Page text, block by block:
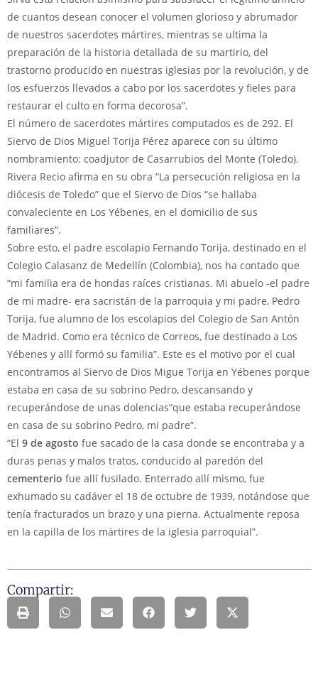
de cuantos desean conocer el volumen glorioso y abrumador
de nuestros sacerdotes mártires, mientras se ultima la
preparación de la historia detallada de su martirio, del
trastorno producido en nuestras iglesias por la revolución, y de
los esfuerzos llevados a cabo por los sacerdotes y fieles para
restaurar el culto en forma decorosa”.
El número de sacerdotes mártires computados es de 292. El
Siervo de Dios Miguel Torija Pérez aparece con su último
nombramiento: coadjutor de Casarrubios del Monte (Toledo).
Rivera Recio afirma en su obra “La persecución religiosa en la
diócesis de Toledo” que el Siervo de Dios “se hallaba
convaleciente en Los Yébenes, en el domicilio de sus
familiares”.
Sobre esto, el padre escolapio Fernando Torija, destinado en el
Colegio Calasanz de Medellín (Colombia), nos ha contado que
“mi familia era de hondas raíces cristianas. Mi abuelo -el padre
de mi madre- era sacristán de la parroquia y mi padre, Pedro
Torija, fue alumno de los escolapios del Colegio de San Antón
de Madrid. Como era técnico de Correos, fue destinado a Los
Yébenes y allí formó su familia”. Este es el motivo por el cual
encontramos al Siervo de Dios Migue Torija en Yébenes porque
estaba en casa de su sobrino Pedro, descansando y
recuperándose de unas dolencias“que estaba recuperándose
en casa de su sobrino Pedro, mi padre”.
“El 9 de agosto fue sacado de la casa donde se encontraba y a
duras penas y malos tratos, conducido al paredón del
cementerio fue allí fusilado. Enterrado allí mismo, fue
exhumado su cadáver el 18 de octubre de 1939, notándose que
tenía fracturados un brazo y una pierna. Actualmente reposa
en la capilla de los mártires de la iglesia parroquial”.
Compartir: